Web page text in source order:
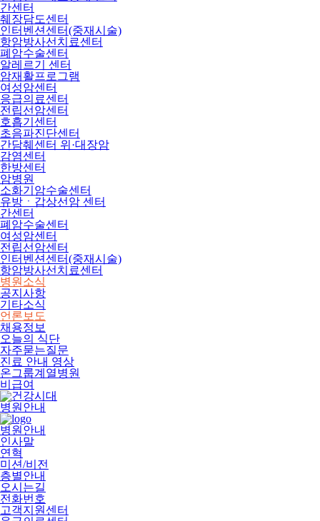
간센터
췌장담도센터
인터벤션센터(중재시술)
항암방사선치료센터
폐암수술센터
알레르기 센터
암재활프로그램
여성암센터
응급의료센터
전립선암센터
호흡기센터
초음파진단센터
간담췌센터 위·대장암
감염센터
한방센터
암병원
소화기암수술센터
유방ㆍ갑상선암 센터
간센터
폐암수술센터
여성암센터
전립선암센터
인터벤션센터(중재시술)
항암방사선치료센터
병원소식
공지사항
기타소식
언론보도
채용정보
오늘의 식단
자주묻는질문
진료 안내 영상
온그룹계열병원
비급여
병원안내
병원안내
인사말
연혁
미션/비전
층별안내
오시는길
전화번호
고객지원센터